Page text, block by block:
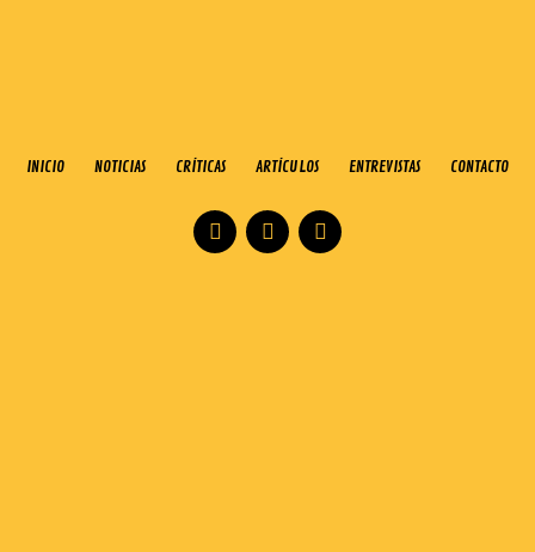
INICIO NOTICIAS CRÍTICAS ARTÍCULOS ENTREVISTAS CONTACTO